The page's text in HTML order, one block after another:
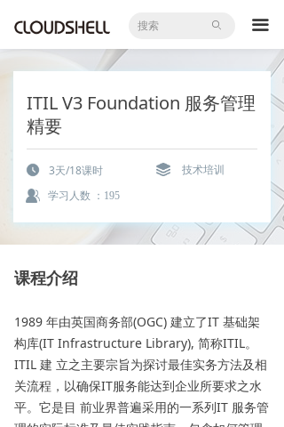
ꄙ 끀
首页
企业内训
大咖直播
国际认证
知识库
新闻中心
课程介绍
1989 年由英国商务部(OGC) 建立了IT 基础架
构库(IT Infrastructure Library), 简称ITIL。
ITIL 建 立之主要宗旨为探讨最佳实务方法及相
关流程，以确保IT服务能达到企业所要求之水
平。它是目 前业界普遍采用的一系列IT 服务管
ITIL V3 Foundation 服务管理
精要
学习人数 ： 195
3天/18课时 技术培训